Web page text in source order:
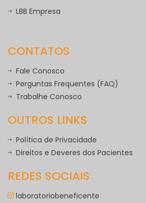
LBB Empresa
CONTATOS
Fale Conosco
Perguntas Frequentes (FAQ)
Trabalhe Conosco
OUTROS LINKS
Política de Privacidade
Direitos e Deveres dos Pacientes
REDES SOCIAIS
laboratoriobeneficente